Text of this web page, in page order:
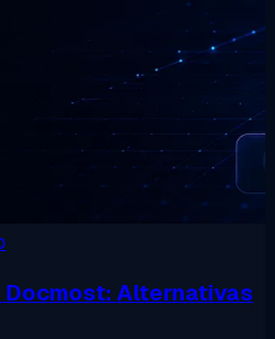
Docmost: Alternativas